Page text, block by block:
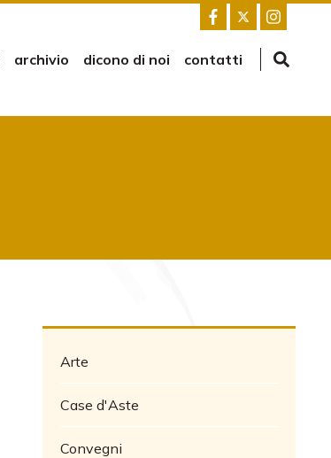
archivio dicono di noi contatti
Arte
Case d'Aste
Convegni